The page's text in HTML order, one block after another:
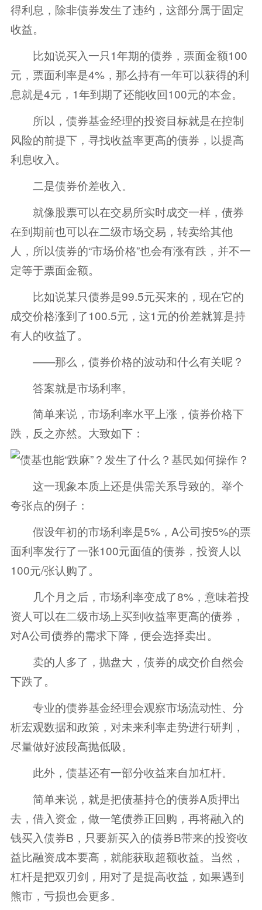
得利息，除非债券发生了违约，这部分属于固定
收益。
比如说买入一只1年期的债券，票面金额100
元，票面利率是4%，那么持有一年可以获得的利
息就是4元，1年到期了还能收回100元的本金。
所以，债券基金经理的投资目标就是在控制
风险的前提下，寻找收益率更高的债券，以提高
利息收入。
二是债券价差收入。
就像股票可以在交易所实时成交一样，债券
在到期前也可以在二级市场交易，转卖给其他
人，所以债券的“市场价格”也会有涨有跌，并不一
定等于票面金额。
比如说某只债券是99.5元买来的，现在它的
成交价格涨到了100.5元，这1元的价差就算是持
有人的收益了。
——那么，债券价格的波动和什么有关呢？
答案就是市场利率。
简单来说，市场利率水平上涨，债券价格下
跌，反之亦然。大致如下：
这一现象本质上还是供需关系导致的。举个
夸张点的例子：
假设年初的市场利率是5%，A公司按5%的票
面利率发行了一张100元面值的债券，投资人以
100元/张认购了。
几个月之后，市场利率变成了8%，意味着投
资人可以在二级市场上买到收益率更高的债券，
对A公司债券的需求下降，便会选择卖出。
卖的人多了，抛盘大，债券的成交价自然会
下跌了。
专业的债券基金经理会观察市场流动性、分
析宏观数据和政策，对未来利率走势进行研判，
尽量做好波段高抛低吸。
此外，债基还有一部分收益来自加杠杆。
简单来说，就是把债基持仓的债券A质押出
去，借入资金，做一笔债券正回购，再将融入的
钱买入债券B，只要新买入的债券B带来的投资收
益比融资成本要高，就能获取超额收益。当然，
杠杆是把双刃剑，用对了是提高收益，如果遇到
熊市，亏损也会更多。